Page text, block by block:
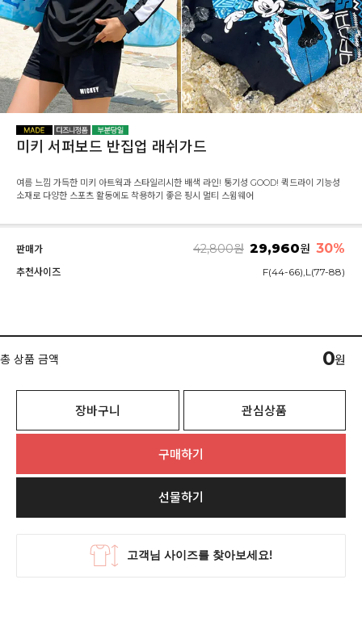
미키 서퍼보드 반집업 래쉬가드
여름 느낌 가득한 미키 아트웍과 스타일리시한 배색 라인! 통기성 GOOD! 퀵드라이 기능성
소재로 다양한 스포츠 활동에도 착용하기 좋은 핑시 멀티 스윔웨어
판매가 42,800원 29,960원 30%
추천사이즈 F(44-66),L(77-88)
총 상품 금액 0원
장바구니 관심상품
구매하기
선물하기